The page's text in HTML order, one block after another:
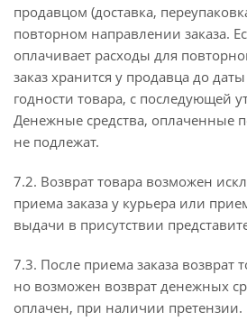
продавцом (доставка,
повторном направлении заказа.
оплачивает расходы для
заказ хранится у продавца до
годности товара, с последующей
Денежные средства, оплаченные
не подлежат.
7.2. Возврат товара возможен
приема заказа у курьера или
выдачи в присутствии
7.3. После приема заказа возврат
но возможен возврат денежных
оплачен, при наличии претензии.